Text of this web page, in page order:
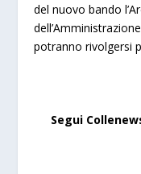
del nuovo bando
potranno rivolgersi
Segui